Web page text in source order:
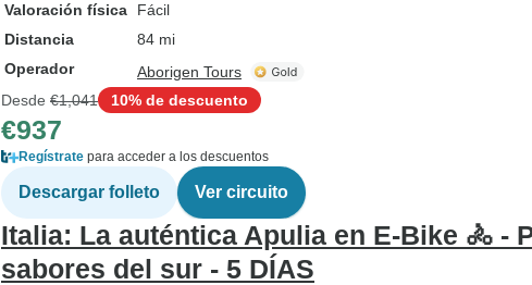
Valoración física
Fácil
Distancia
84 mi
Operador
Aborigen Tours
Desde €1,041 10% de descuento
€937
Regístrate para acceder a los descuentos
Descargar folleto Ver circuito
Italia: La auténtica Apulia en E-Bike 🚴 -
sabores del sur - 5 DÍAS